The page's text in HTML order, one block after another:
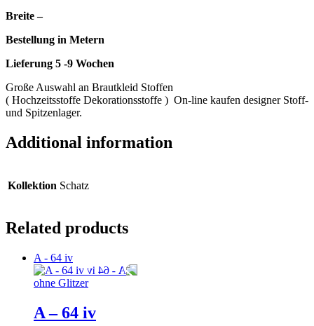
Breite –
Bestellung in Metern
Lieferung 5 -9 Wochen
Große Auswahl an Brautkleid Stoffen
( Hochzeitsstoffe Dekorationsstoffe ) On-line kaufen designer Stoff-
und Spitzenlager.
Additional information
Kollektion Schatz
Related products
A - 64 iv
ohne Glitzer
A – 64 iv